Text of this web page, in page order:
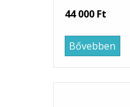
44 000 Ft
Bővebben